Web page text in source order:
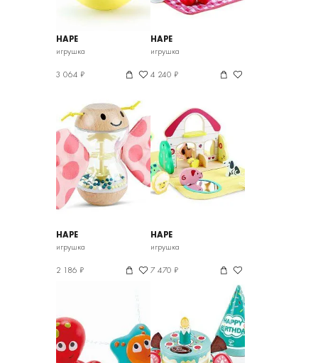
HAPE
игрушка
3 064 ₽
HAPE
игрушка
4 240 ₽
HAPE
игрушка
2 186 ₽
HAPE
игрушка
7 470 ₽